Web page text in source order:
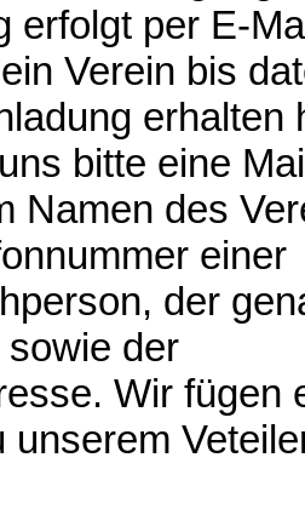
erfolgt per E-
Verein bis
erhalten
bitte eine
Namen des
einer
der
der
Wir fügen
unserem